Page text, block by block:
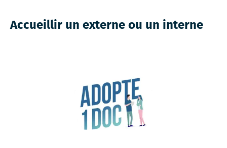
Accueillir un externe ou un interne